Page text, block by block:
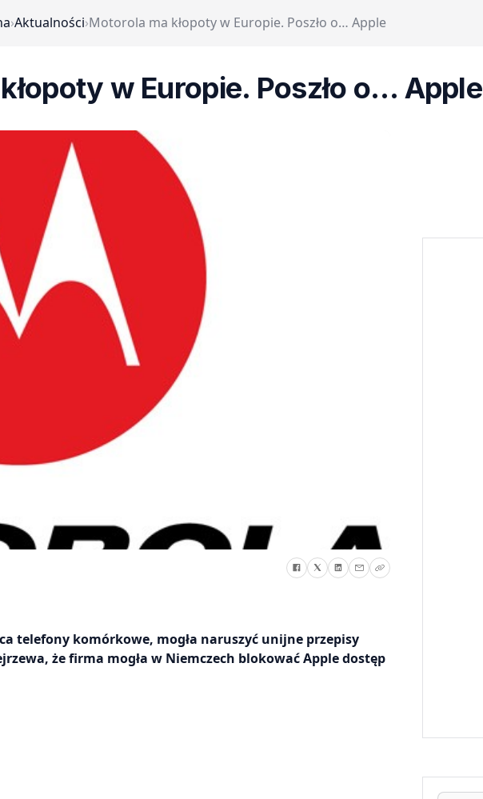
›Aktualności›Motorola ma kłopoty w Europie. Poszło o… Apple
w Europie. Poszło o… Apple
telefony komórkowe, mogła naruszyć unijne przepisy
że firma mogła w Niemczech blokować Apple dostęp